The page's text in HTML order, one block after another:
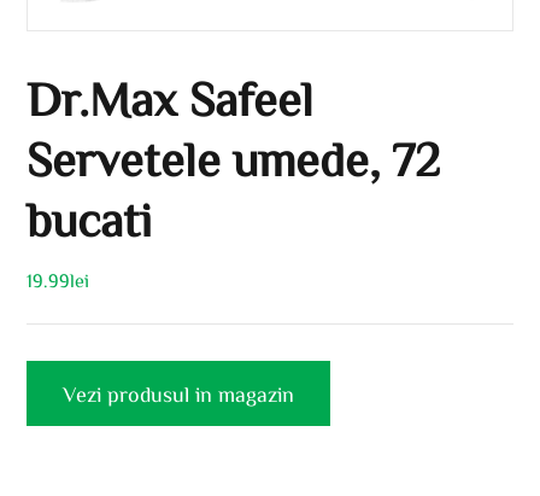
Dr.Max Safeel
Servetele umede, 72
bucati
19.99lei
Vezi produsul in magazin